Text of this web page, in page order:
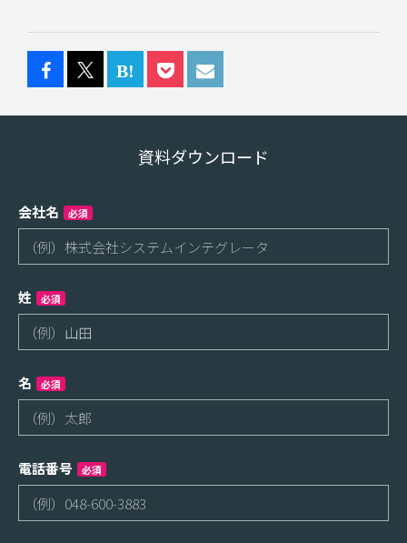
資料ダウンロード
会社名 必須
姓 必須
名 必須
電話番号 必須